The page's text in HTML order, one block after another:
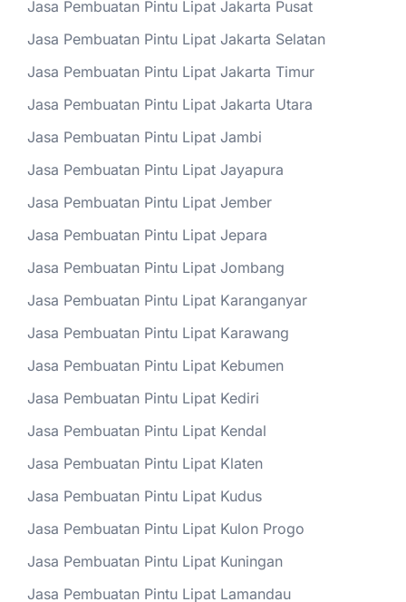
Jasa Pembuatan Pintu Lipat Jakarta Pusat
Jasa Pembuatan Pintu Lipat Jakarta Selatan
Jasa Pembuatan Pintu Lipat Jakarta Timur
Jasa Pembuatan Pintu Lipat Jakarta Utara
Jasa Pembuatan Pintu Lipat Jambi
Jasa Pembuatan Pintu Lipat Jayapura
Jasa Pembuatan Pintu Lipat Jember
Jasa Pembuatan Pintu Lipat Jepara
Jasa Pembuatan Pintu Lipat Jombang
Jasa Pembuatan Pintu Lipat Karanganyar
Jasa Pembuatan Pintu Lipat Karawang
Jasa Pembuatan Pintu Lipat Kebumen
Jasa Pembuatan Pintu Lipat Kediri
Jasa Pembuatan Pintu Lipat Kendal
Jasa Pembuatan Pintu Lipat Klaten
Jasa Pembuatan Pintu Lipat Kudus
Jasa Pembuatan Pintu Lipat Kulon Progo
Jasa Pembuatan Pintu Lipat Kuningan
Jasa Pembuatan Pintu Lipat Lamandau